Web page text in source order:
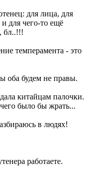
для лица, для
и для чего-то ещё
бл..!!!
темперамента - это
оба будем не правы.
китайцам палочки.
было бы жрать...
в людях!
работаете.